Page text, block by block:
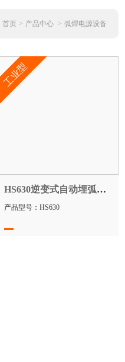
首页 > 产品中心 > 弧焊电源设备
HS630逆变式自动埋弧焊机
产品型号：HS630
工业型